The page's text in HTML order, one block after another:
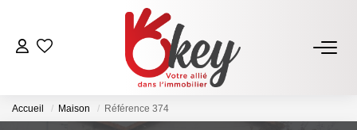
ACHETER
Accueil Maison Référence 374